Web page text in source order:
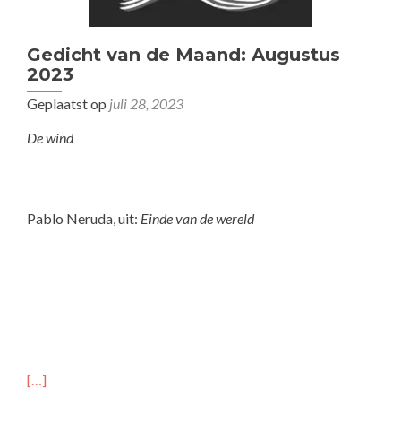
Gedicht van de Maand: Augustus
2023
Geplaatst op juli 28, 2023
De wind
Pablo Neruda, uit: Einde van de wereld
[…]